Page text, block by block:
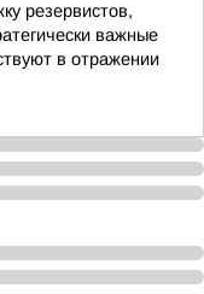
резервистов,
важные
в отражении